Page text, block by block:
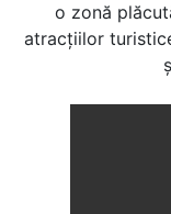
o zonă
atracţiilor